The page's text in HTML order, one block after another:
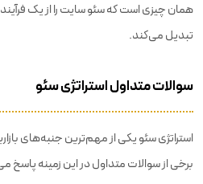
همان چیزی است که سئو سایت را از یک
تبدیل می‌کند.
سوالات متداول استراتژی سئو
استراتژی سئو یکی از مهم‌ترین جنبه‌های
برخی از سوالات متداول در این زمینه